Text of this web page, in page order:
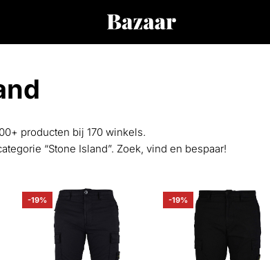
producten bij 170 winkels.
“Stone Island”. Zoek, vind en bespaar!
-19% -19%